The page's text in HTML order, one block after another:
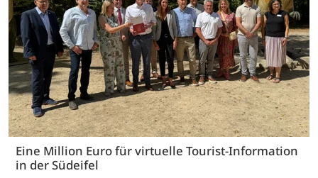
Eine Million Euro für virtuelle Tourist-Information
in der Südeifel